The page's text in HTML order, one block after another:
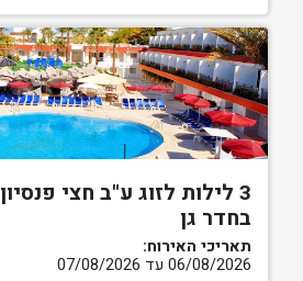
3 לילות לזוג ע"ב חצי פנסיון
בחדר גן
תאריכי האירוח:
06/08/2026 עד 07/08/2026